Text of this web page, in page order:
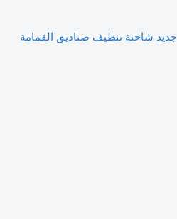
جديد شاحنة تنظيف صناديق القمامة